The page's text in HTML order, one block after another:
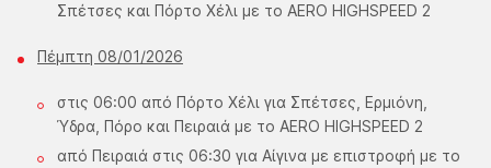
Σπέτσες και Πόρτο Χέλι με το AERO HIGHSPEED 2
Πέμπτη 08/01/2026
στις 06:00 από Πόρτο Χέλι για Σπέτσες, Ερμιόνη,
Ύδρα, Πόρο και Πειραιά με το AERO HIGHSPEED 2
από Πειραιά στις 06:30 για Αίγινα με επιστροφή με το